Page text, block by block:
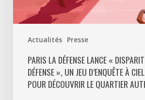
Actualités Presse
à
ciel
découvrir
quartier
PARIS LA DÉFENSE LANCE «
DÉFENSE », UN JEU D’ENQUÊTE À
POUR DÉCOUVRIR LE QUARTIER